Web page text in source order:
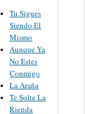
Tu Sigues
Siendo El
Mismo
Aunque Ya
No Estes
Conmigo
La Araña
Te Solte La
Rienda